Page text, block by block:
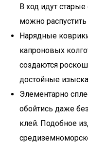
В ход идут
можно
Нарядные
капроновых
создаются
достойные
Элементарно
обойтись даже
клей. Подобное